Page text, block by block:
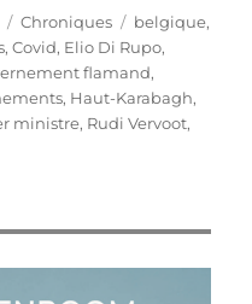
Catégories
Chroniques Étiquettes
belgique,
,Covid, Elio Di Rupo,
flamand,
, Haut-Karabagh,
ministre, Rudi Vervoot,